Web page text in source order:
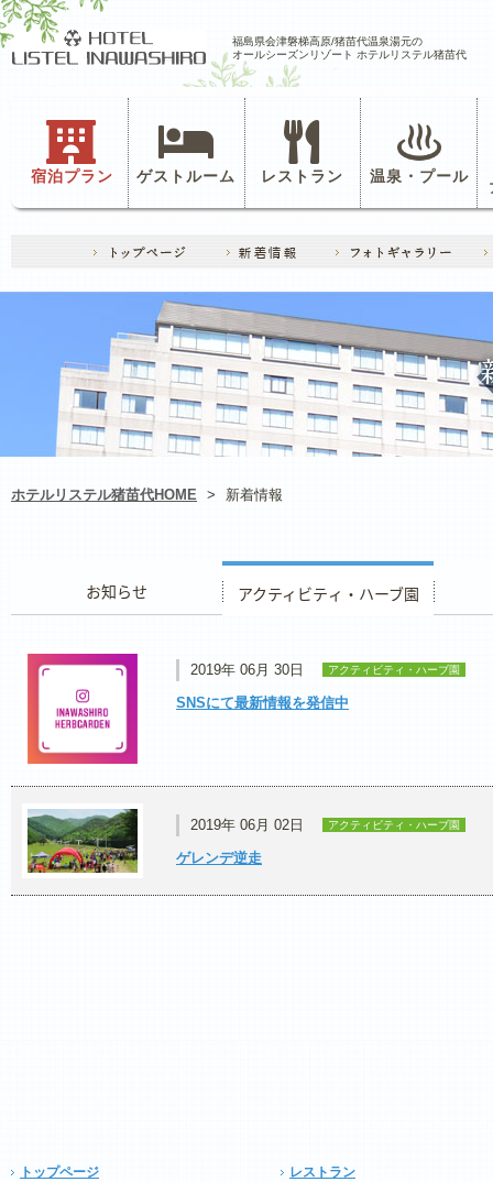
福島県会津磐梯高原/猪苗代温泉湯元の
オールシーズンリゾート ホテルリステル猪苗代
宿泊プラン ゲストルーム レストラン 温泉・プール
ホテルリステル猪苗代HOME > 新着情報
2019年 06月 30日 アクティビティ・ハーブ園
SNSにて最新情報を発信中
2019年 06月 02日 アクティビティ・ハーブ園
ゲレンデ逆走
トップページ
レストラン